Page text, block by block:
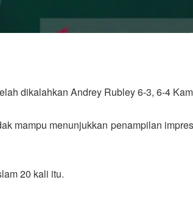
dikalahkan Andrey Rubley 6-3, 6-4
mampu menunjukkan penampilan
20 kali itu.